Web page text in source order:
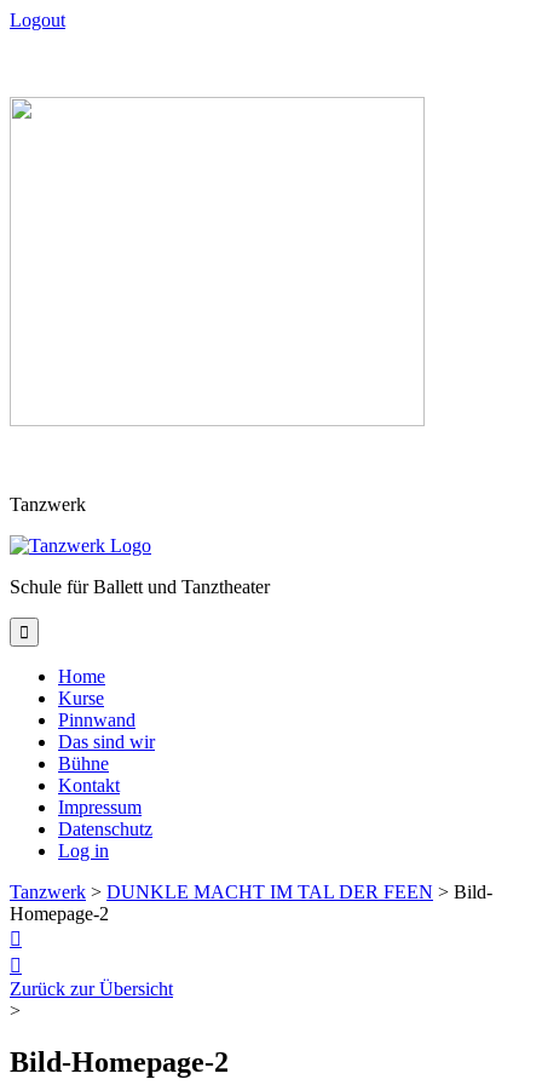
Logout
to
Tanzwerk
Schule für Ballett und Tanztheater

Home
Kurse
Pinnwand
Das sind wir
Bühne
Kontakt
Impressum
Datenschutz
Log in
Tanzwerk > DUNKLE MACHT IM TAL DER FEEN > Bild-
Homepage-2


Zurück zur Übersicht
>
Bild-Homepage-2